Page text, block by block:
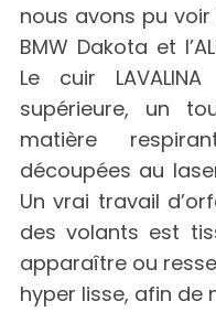
nous avons pu
BMW Dakota et
Le cuir
supérieure, un
matière
découpées au
Un vrai travail
des volants est
apparaître ou
hyper lisse, afin de